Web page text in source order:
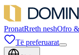
PronatRreth neshOfro
Të preferuarat